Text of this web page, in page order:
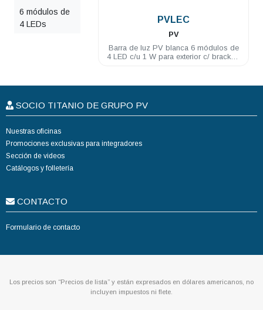
6 módulos de
4 LEDs
PVLEC
PV
Barra de luz PV blanca 6 módulos de
4 LED c/u 1 W para exterior c/ brackets
SOCIO TITANIO DE GRUPO PV
Nuestras oficinas
Promociones exclusivas para integradores
Sección de videos
Catálogos y folletería
CONTACTO
Formulario de contacto
Los precios son “Precios de lista” y están expresados en dólares americanos, no
incluyen impuestos ni flete.